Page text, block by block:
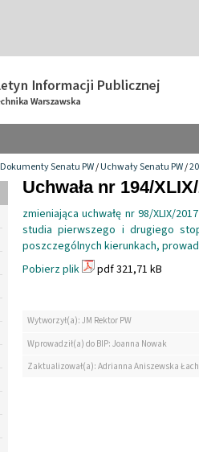
Dokumenty Senatu PW/Uchwały Senatu PW/
Uchwała nr 194/
zmieniająca uchwałę nr 98/XLIX/
studia pierwszego i drugiego
poszczególnych kierunkach,
Pobierz plik
pdf 321,71 kB
Wytworzył(a): JM Rektor PW
Wprowadził(a) do BIP: Joanna Nowak
Zaktualizował(a): Adrianna Aniszewska Łach